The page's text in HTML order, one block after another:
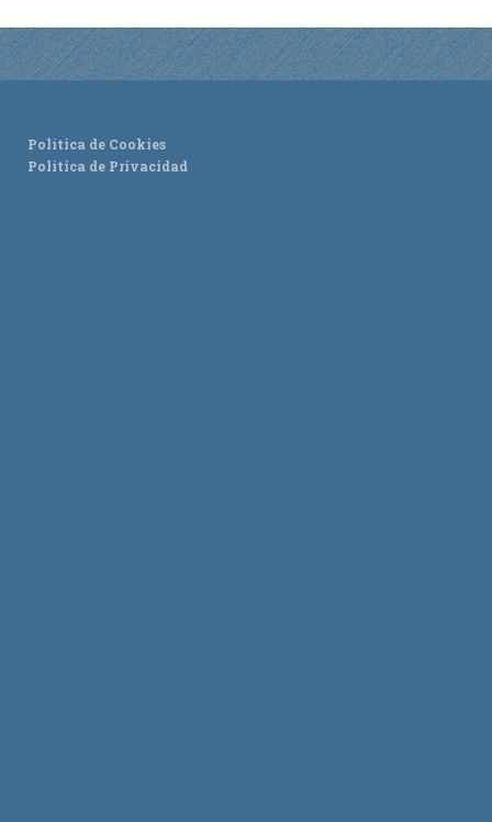
Política de Cookies
Política de Privacidad